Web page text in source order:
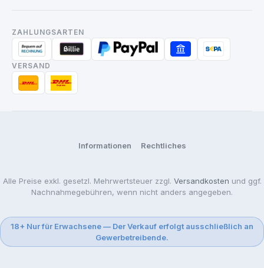
ZAHLUNGSARTEN
VERSAND
Informationen Rechtliches
Alle Preise exkl. gesetzl. Mehrwertsteuer zzgl. Versandkosten und ggf.
Nachnahmegebühren, wenn nicht anders angegeben.
18+ Nur für Erwachsene — Der Verkauf erfolgt ausschließlich an
Gewerbetreibende.